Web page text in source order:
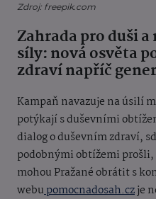
Zdroj: freepik.com
Zahrada pro duši
síly: nová osvěta
zdraví napříč
Kampaň navazuje na úsilí
potýkají s duševními
dialog o duševním zdraví,
podobnými obtížemi
mohou Pražané obrátit s
webupomocnadosah.czje